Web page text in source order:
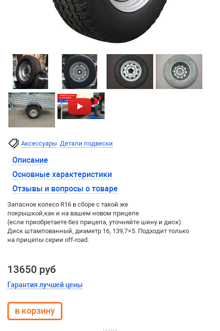
Аксессуары Детали подвески
Описание
Основные характеристики
Отзывы и вопросы о товаре
Запасное колесо R16 в сборе с такой же
покрышкой,как и на вашем новом прицепе
(если приобретаете без прицепа, уточняйте шину и диск).
Диск штампованный,диаметр 16, 139,7×5. Подходит только
на прицепы серии off-road.
13650 руб
Гарантия лучшей цены